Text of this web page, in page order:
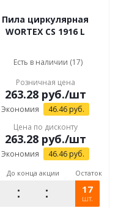
Пила циркулярная
WORTEX CS 1916 L
Есть в наличии (17)
Розничная цена
263.28руб./шт
Экономия 46.46 руб.
Цена по дисконту
263.28руб./шт
Экономия 46.46 руб.
До конца акции Остаток
17
шт.